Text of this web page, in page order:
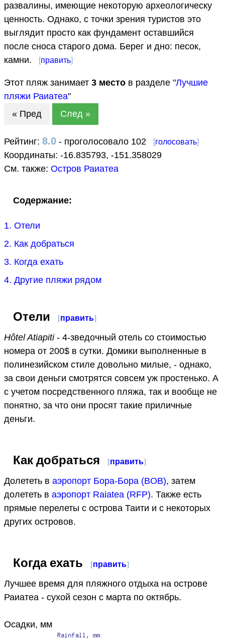
развалины, имеющие некоторую археологическу
ценность. Однако, с точки зрения туристов это
выглядит просто как фундамент оставшийся
после сноса старого дома. Берег и дно: песок,
камни.
[править]
Этот пляж занимает 3 место в разделе "Лучшие
пляжи Раиатеа"
« Пред
След »
Рейтинг: 8.0 - проголосовало 102 [голосовать]
Координаты: -16.835793, -151.358029
См. также: Остров Раиатеа
Содержание:
1. Отели
2. Как добраться
3. Когда ехать
4. Другие пляжи рядом
Отели [править]
Hôtel Atiapiti- 4-зведочный отель со стоимостью
номера от 200$ в сутки. Домики выполненные в
полинезийском стиле довольно милые, - однако,
за свои деньги смотрятся совсем уж простенько. А
с учетом посредственного пляжа, так и вообще не
понятно, за что они просят такие приличные
деньги.
Как добраться [править]
Долететь в аэропорт Бора-Бора (BOB), затем
долететь в аэропорт Raiatea (RFP). Также есть
прямые перелеты с острова Таити и с некоторых
других островов.
Когда ехать [править]
Лучшее время для пляжного отдыха на острове
Раиатеа - сухой сезон с марта по октябрь.
Осадки, мм